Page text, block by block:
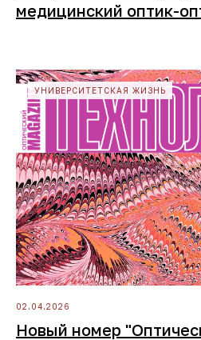
медицинский оптик-
УНИВЕРСИТЕТСКАЯ ЖИЗНЬ
02.04.2026
Новый номер
45+
2022
год основания
24/7
доступ к
обучению